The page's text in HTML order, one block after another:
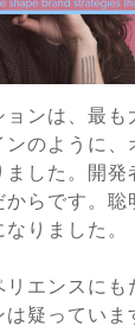
ンは、最も
ンのように
した。開発
からです。聡
りました。
エンスにも
疑っていま